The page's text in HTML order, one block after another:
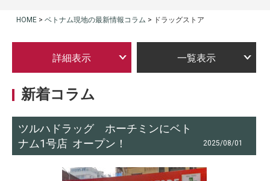
HOME > ベトナム現地の最新情報コラム > ドラッグストア
詳細表示 一覧表示
新着コラム
ツルハドラッグ ホーチミンにベト
ナム1号店 オープン！
2025/08/01